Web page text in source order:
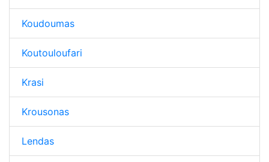
Koudoumas
Koutouloufari
Krasi
Krousonas
Lendas